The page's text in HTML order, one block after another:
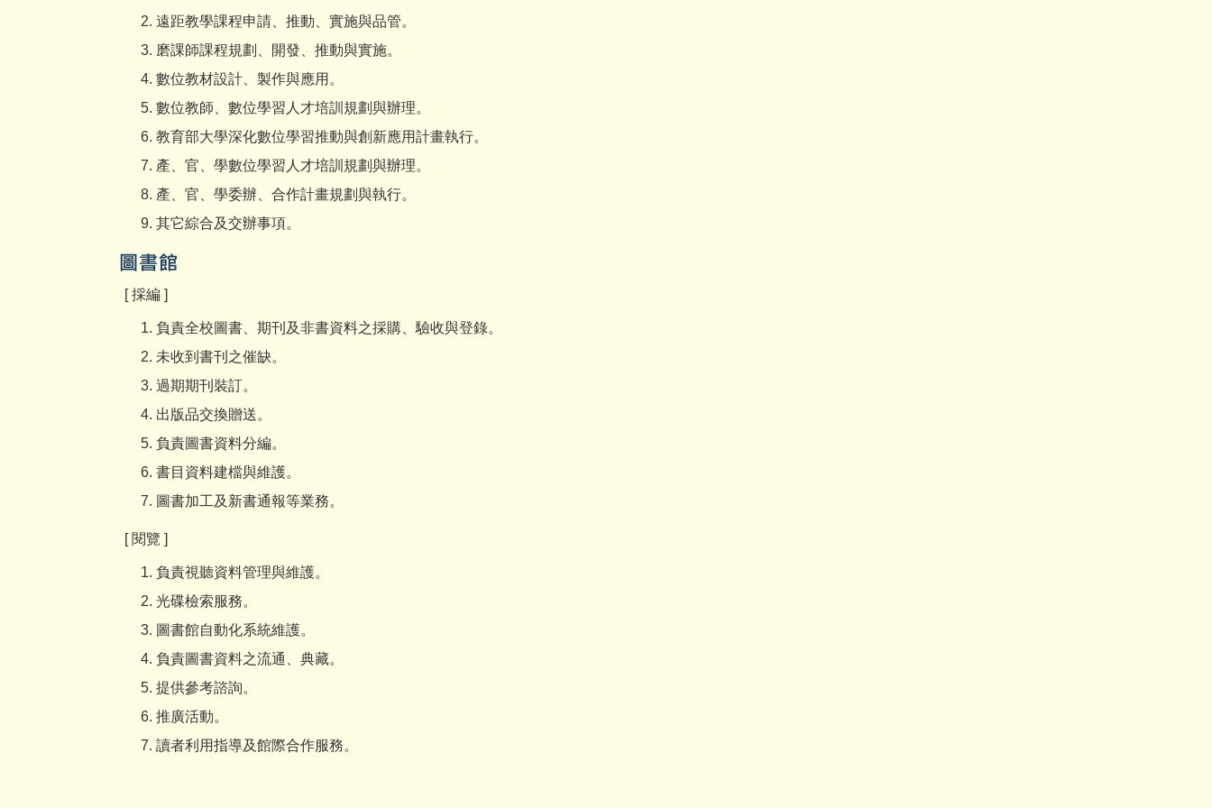
遠距教學課程申請、推動、實施與品管。
磨課師課程規劃、開發、推動與實施。
數位教材設計、製作與應用。
數位教師、數位學習人才培訓規劃與辦理。
教育部大學深化數位學習推動與創新應用計畫執行。
產、官、學數位學習人才培訓規劃與辦理。
產、官、學委辦、合作計畫規劃與執行。
其它綜合及交辦事項。
[ 採編 ]
負責全校圖書、期刊及非書資料之採購、驗收與登錄。
未收到書刊之催缺。
過期期刊裝訂。
出版品交換贈送。
負責圖書資料分編。
書目資料建檔與維護。
圖書加工及新書通報等業務。
[ 閱覽 ]
負責視聽資料管理與維護。
光碟檢索服務。
圖書館自動化系統維護。
負責圖書資料之流通、典藏。
提供參考諮詢。
推廣活動。
讀者利用指導及館際合作服務。